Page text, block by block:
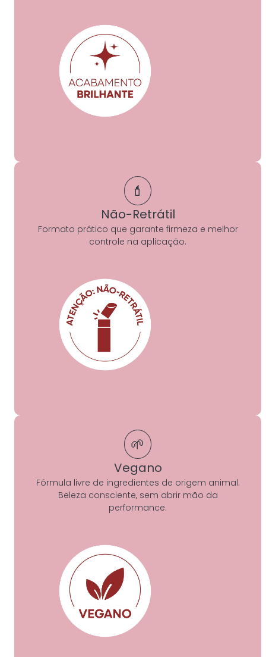
💄
Não-Retrátil
Formato prático que garante firmeza e melhor
controle na aplicação.
🌱
Vegano
Fórmula livre de ingredientes de origem animal.
Beleza consciente, sem abrir mão da
performance.